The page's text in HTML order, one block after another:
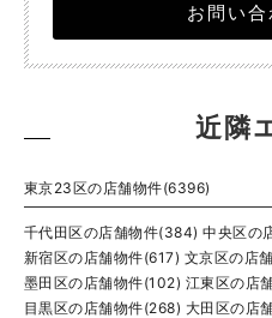
お問い合
近隣
東京23区の店舗物件(6396)
千代田区の店舗物件(384) 中央区の
新宿区の店舗物件(617) 文京区の店
墨田区の店舗物件(102) 江東区の店
目黒区の店舗物件(268) 大田区の店